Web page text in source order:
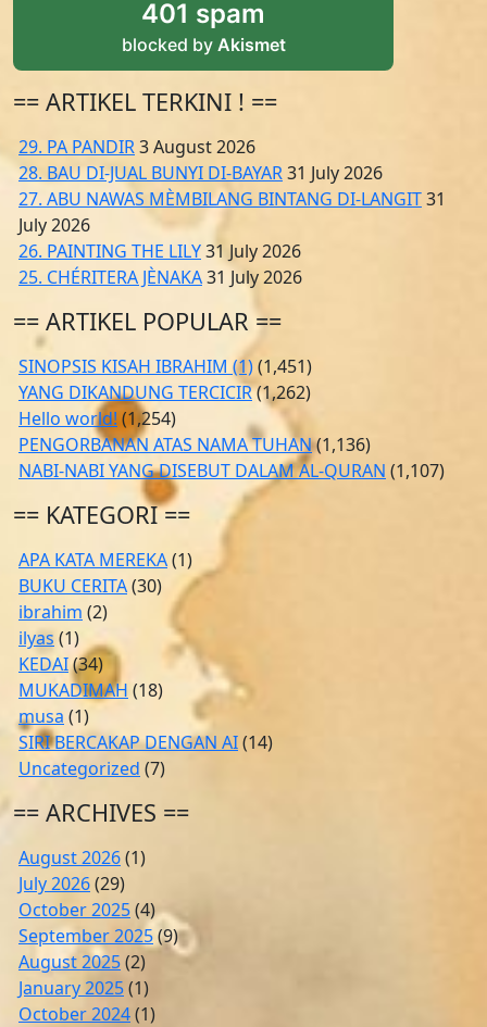
401 spam
blocked by Akismet
== ARTIKEL TERKINI ! ==
29. PA PANDIR3 August 2026
28. BAU DI-JUAL BUNYI DI-BAYAR31 July 2026
27. ABU NAWAS MÈMBILANG BINTANG DI-LANGIT31
July 2026
26. PAINTING THE LILY31 July 2026
25. CHÉRITERA JÈNAKA31 July 2026
== ARTIKEL POPULAR ==
SINOPSIS KISAH IBRAHIM (1)(1,451)
YANG DIKANDUNG TERCICIR(1,262)
Hello world! (1,254)
PENGORBANAN ATAS NAMA TUHAN(1,136)
NABI-NABI YANG DISEBUT DALAM AL-QURAN (1,107)
== KATEGORI ==
APA KATA MEREKA(1)
BUKU CERITA(30)
ibrahim (2)
ilyas (1)
KEDAI(34)
MUKADIMAH (18)
musa (1)
SIRI BERCAKAP DENGAN AI(14)
Uncategorized (7)
== ARCHIVES ==
August 2026(1)
July 2026(29)
October 2025(4)
September 2025(9)
August 2025(2)
January 2025(1)
October 2024(1)